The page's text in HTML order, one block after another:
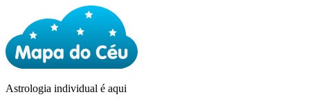
Astrologia individual é aqui